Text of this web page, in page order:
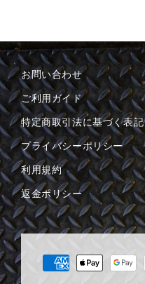
お問い合わせ
ご利用ガイド
特定商取引法に基づく表記
プライバシーポリシー
利用規約
返金ポリシー
決
済